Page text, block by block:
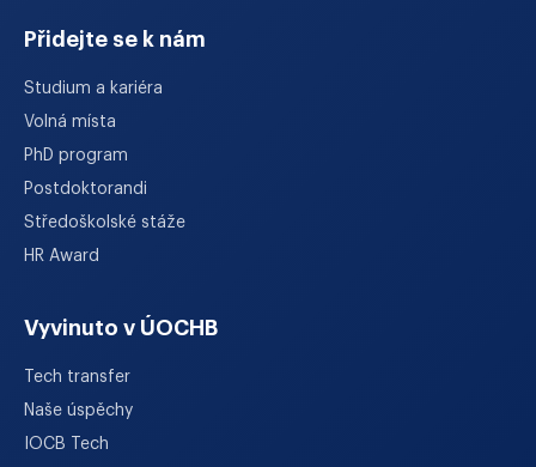
Přidejte se k nám
Studium a kariéra
Volná místa
PhD program
Postdoktorandi
Středoškolské stáže
HR Award
Vyvinuto v ÚOCHB
Tech transfer
Naše úspěchy
IOCB Tech